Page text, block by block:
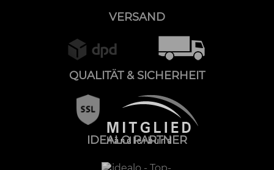
VERSAND
QUALITÄT & SICHERHEIT
IDEALO PARTNER